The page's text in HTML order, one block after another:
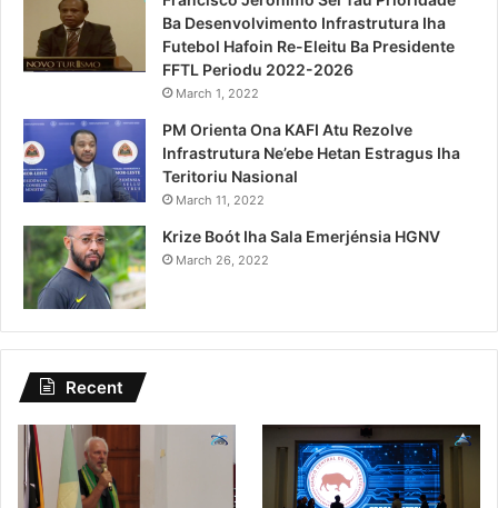
Ba Desenvolvimento Infrastrutura Iha
Futebol Hafoin Re-Eleitu Ba Presidente
FFTL Periodu 2022-2026
March 1, 2022
PM Orienta Ona KAFI Atu Rezolve
Infrastrutura Ne’ebe Hetan Estragus Iha
Teritoriu Nasional
March 11, 2022
Krize Boót Iha Sala Emerjénsia HGNV
March 26, 2022
Recent